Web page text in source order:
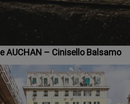
AUCHAN – Cinisello Balsamo